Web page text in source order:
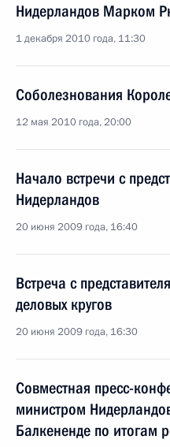
Нидерландов Марком
1 декабря 2010 года, 11:30
Соболезнования
12 мая 2010 года, 20:00
Начало встречи с
Нидерландов
20 июня 2009 года, 16:40
Встреча с
деловых кругов
20 июня 2009 года, 16:30
Совместная пресс-
министром
Балкененде по итогам